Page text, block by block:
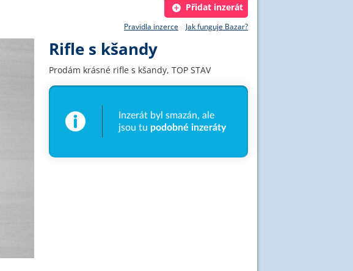
Přidat inzerát
Jak funguje Bazar?
Pravidla inzerce
Rifle s kšandy
Prodám krásné rifle s kšandy, TOP STAV
Inzerát byl smazán, ale
jsou tu podobné inzeráty